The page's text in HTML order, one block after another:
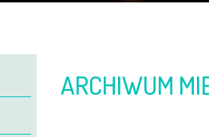
ARCHIWUM